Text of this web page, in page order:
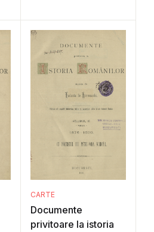
CARTE
Documente
privitoare la istoria